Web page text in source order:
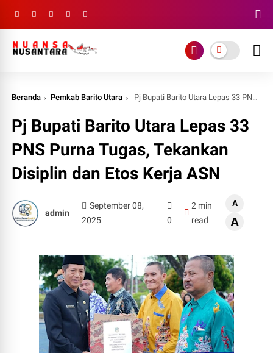
Beranda Pemkab Barito Utara Pj Bupati Barito Utara Lepas 33 PNS Purna Tugas, Tekankan Disiplin dan Etos Kerja ASN
Pj Bupati Barito Utara Lepas 33
PNS Purna Tugas, Tekankan
Disiplin dan Etos Kerja ASN
admin
September 08,
2025
0
2 min
read
A
A